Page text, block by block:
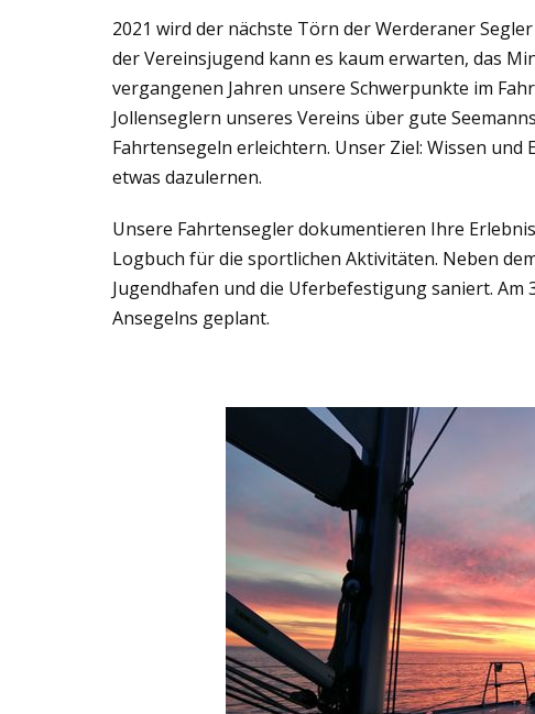
2021 wird der nächste Törn der Werderaner
der Vereinsjugend kann es kaum erwarten, das
vergangenen Jahren unsere Schwerpunkte im
Jollenseglern unseres Vereins über gute
Fahrtensegeln erleichtern. Unser Ziel: Wissen
etwas dazulernen.
Unsere Fahrtensegler dokumentieren Ihre
Logbuch für die sportlichen Aktivitäten. Neben
Jugendhafen und die Uferbefestigung saniert. Am
Ansegelns geplant.